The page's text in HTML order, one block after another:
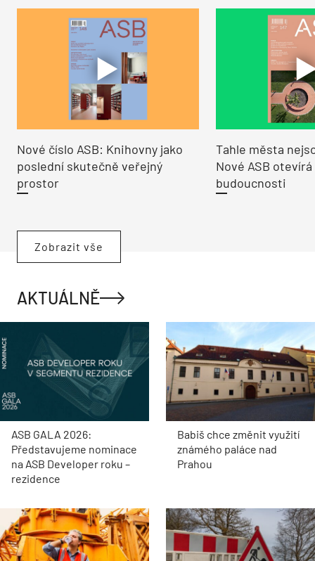
Nové číslo ASB: Knihovny jako
poslední skutečně veřejný
prostor
Tahle města
Nové ASB
budoucnosti
Zobrazit vše
AKTUÁLNĚ
ASB GALA 2026:
Představujeme nominace
na ASB Developer roku –
rezidence
Babiš chce změnit využití
známého paláce nad
Prahou